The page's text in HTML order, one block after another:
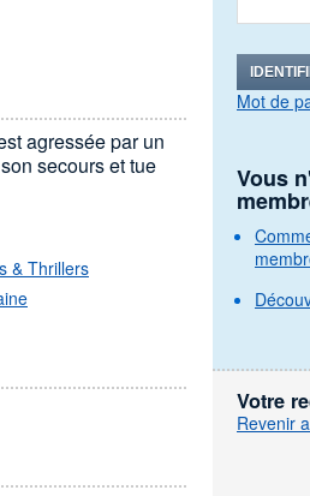
agressée par un
secours et tue
& Thrillers
Mot de
Vous
Votre
Revenir